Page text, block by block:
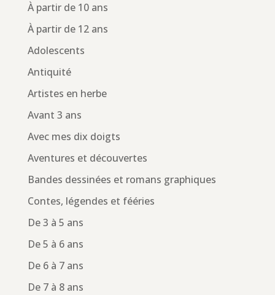
À partir de 10 ans
À partir de 12 ans
Adolescents
Antiquité
Artistes en herbe
Avant 3 ans
Avec mes dix doigts
Aventures et découvertes
Bandes dessinées et romans graphiques
Contes, légendes et fééries
De 3 à 5 ans
De 5 à 6 ans
De 6 à 7 ans
De 7 à 8 ans